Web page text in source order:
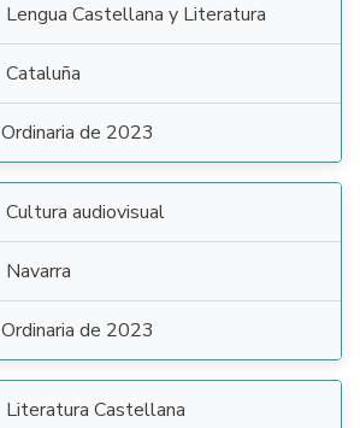
Lengua Castellana y Literatura
Cataluña
Ordinaria de 2023
Cultura audiovisual
Navarra
Ordinaria de 2023
Literatura Castellana